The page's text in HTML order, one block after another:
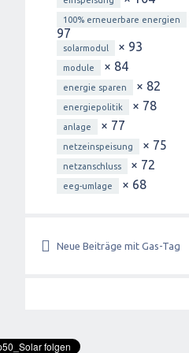
100% erneuerbare energien
97
solarmodul × 93
module × 84
energie sparen × 82
energiepolitik × 78
anlage × 77
netzeinspeisung × 75
netzanschluss × 72
eeg-umlage × 68
Neue Beiträge mit Gas-Tag